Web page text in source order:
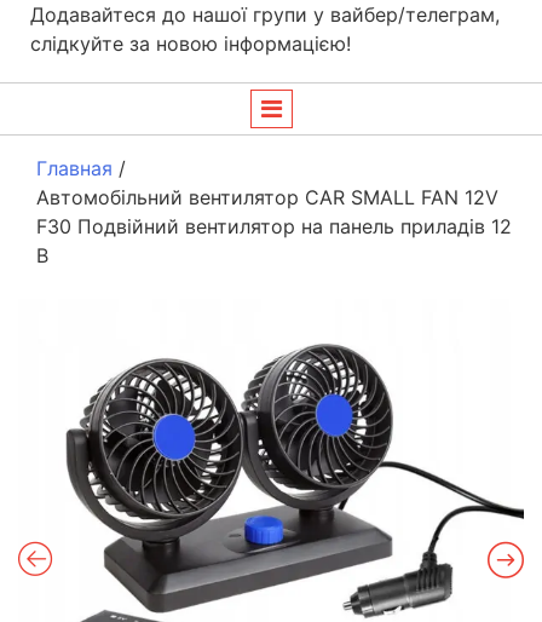
Додавайтеся до нашої групи у вайбер/телеграм,
слідкуйте за новою інформацією!
Главная /
Автомобільний вентилятор CAR SMALL FAN 12V
F30 Подвійний вентилятор на панель приладів 12
В